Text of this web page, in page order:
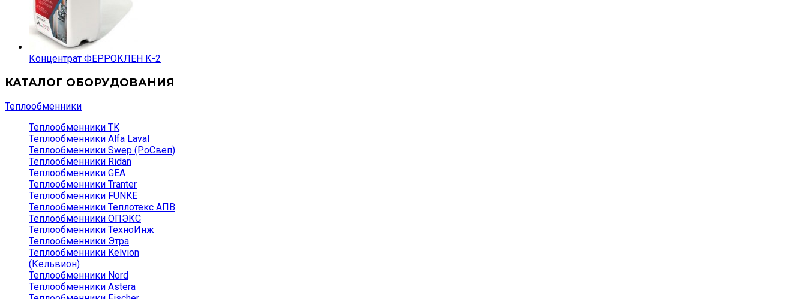
Концентрат ФЕРРОКЛЕН К-2
КАТАЛОГ ОБОРУДОВАНИЯ
Теплообменники
Теплообменники TK
Теплообменники Alfa Laval
Теплообменники Swep (РоСвеп)
Теплообменники Ridan
Теплообменники GEA
Теплообменники Tranter
Теплообменники FUNKE
Теплообменники Теплотекс АПВ
Теплообменники ОПЭКС
Теплообменники ТехноИнж
Теплообменники Этра
Теплообменники Kelvion
(Кельвион)
Теплообменники Nord
Теплообменники Astera